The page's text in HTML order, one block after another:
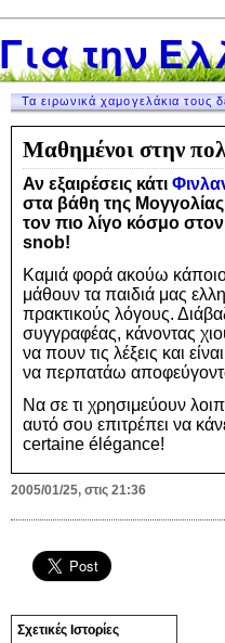
Για την
Τα ειρωνικά χαμογελάκια τους
Μαθημένοι στην
Αν εξαιρέσεις κάτι
στα βάθη της
τον πιο λίγο κόσμο
snob!
Καμιά φορά ακούω
μάθουν τα παιδιά μας
πρακτικούς λόγους.
συγγραφέας, κάνοντας
να πουν τις λέξεις και
να περπατάω
Να σε τι χρησιμεύουν
αυτό σου επιτρέπει να
certaine élégance!
2005/01/25, στις 21:36
Σχετικές Ιστορίες